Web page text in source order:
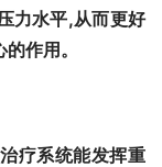
力水平,从而更好
作用。
疗系统能发挥重